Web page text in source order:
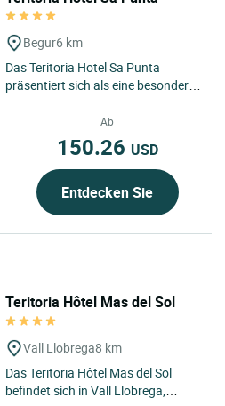
Begur6 km
Das Teritoria Hotel Sa Punta
präsentiert sich als eine besondere
Brava in Spanien, wo das...
Ab
150.26 USD
Entdecken Sie
Teritoria Hôtel Mas del Sol
Vall Llobrega8 km
Das Teritoria Hôtel Mas del Sol
befindet sich in Vall Llobrega,